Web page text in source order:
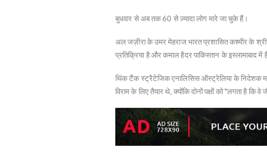
बुधवार से अब तक 60 से ज़्यादा लोग मारे जा चुके हैं।
अल जज़ीरा के उमर मेहराज भारत प्रशासित कश्मीर के
प्रतिक्रिया है और कमाल हैदर पाकिस्तान के इस्लामाबाद में
थिंक टैंक स्ट्रैटेजिक एनालिसिस ऑस्ट्रेलिया के निदेशक
विराम के लिए तैयार थे, क्योंकि दोनों पक्षों को "लगता है कि वे